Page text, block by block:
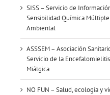
SISS – Servicio de
Sensibilidad Química
Ambiental
ASSSEM – Asociación
Servicio de la Encefalomielitis
Miálgica
NO FUN – Salud, ecología y